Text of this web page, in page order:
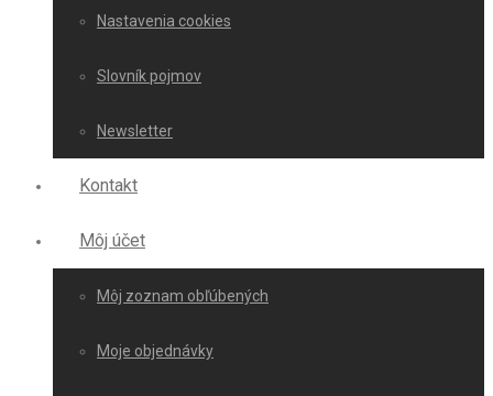
Nastavenia cookies
Slovník pojmov
Newsletter
Kontakt
Môj účet
Môj zoznam obľúbených
Moje objednávky